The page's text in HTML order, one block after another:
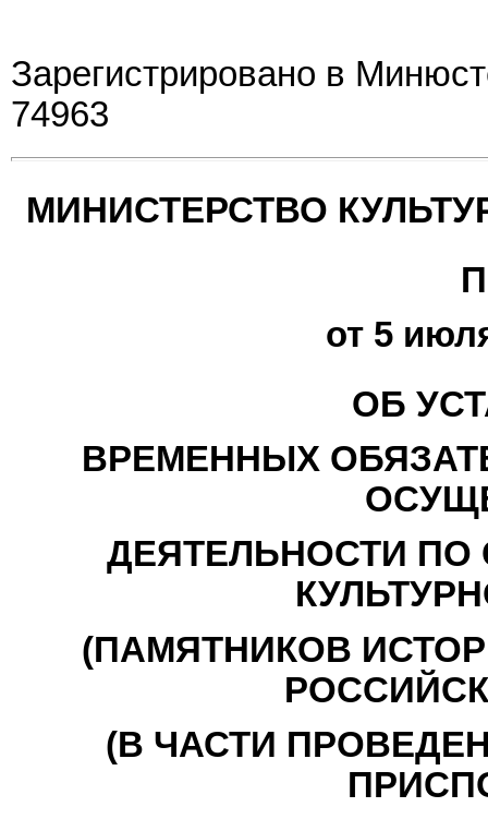
Зарегистрировано в
74963
МИНИСТЕРСТВО
от 5
ОБ
ВРЕМЕННЫХ
ДЕЯТЕЛЬНОСТИ
(ПАМЯТНИКОВ
(В ЧАСТИ